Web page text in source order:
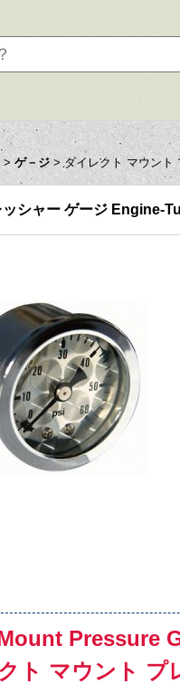
> ゲ－ジ > ダイレクト マウント
ッシャー ゲージ Engine-
Pressure
ト マウント プ